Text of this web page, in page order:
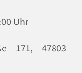
Uhr
171, 47803